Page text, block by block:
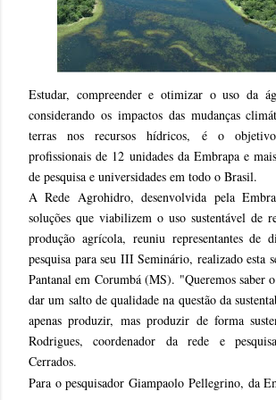
Estudar, compreender e otimizar o uso da
considerando os impactos das mudanças
terras nos recursos hídricos, é o
profissionais de 12 unidades da Embrapa e
de pesquisa e universidades em todo o Brasil.
A Rede Agrohidro, desenvolvida pela
soluções que viabilizem o uso sustentável de
produção agrícola, reuniu representantes de
pesquisa para seu III Seminário, realizado esta
Pantanal em Corumbá (MS). "Queremos saber
dar um salto de qualidade na questão da
apenas produzir, mas produzir de forma
Rodrigues, coordenador da rede e
Cerrados.
Para o pesquisador Giampaolo Pellegrino, da